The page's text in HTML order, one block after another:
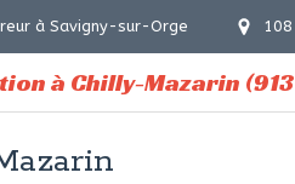
à Savigny-sur-Orge
à Chilly-Mazarin